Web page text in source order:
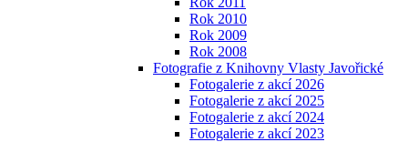
Rok 2010
Rok 2009
Rok 2008
Fotografie z Knihovny Vlasty Javořické
Fotogalerie z akcí 2026
Fotogalerie z akcí 2025
Fotogalerie z akcí 2024
Fotogalerie z akcí 2023